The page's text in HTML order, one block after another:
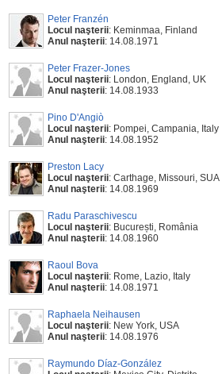
Peter Franzén
Locul naşterii: Keminmaa, Finland
Anul naşterii: 14.08.1971
Peter Frazer-Jones
Locul naşterii: London, England, UK
Anul naşterii: 14.08.1933
Pino D'Angiò
Locul naşterii: Pompei, Campania, Italy
Anul naşterii: 14.08.1952
Preston Lacy
Locul naşterii: Carthage, Missouri, SUA
Anul naşterii: 14.08.1969
Radu Paraschivescu
Locul naşterii: București, România
Anul naşterii: 14.08.1960
Raoul Bova
Locul naşterii: Rome, Lazio, Italy
Anul naşterii: 14.08.1971
Raphaela Neihausen
Locul naşterii: New York, USA
Anul naşterii: 14.08.1976
Raymundo Díaz-González